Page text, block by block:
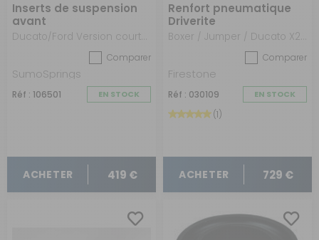
Inserts de suspension
avant
Comparer
SumoSprings
Réf : 106501 EN STOCK
ACHETER 419 €
Renfort pneumatique
Driverite
Comparer
Firestone
Réf : 030109 EN STOCK
(1)
ACHETER 729 €